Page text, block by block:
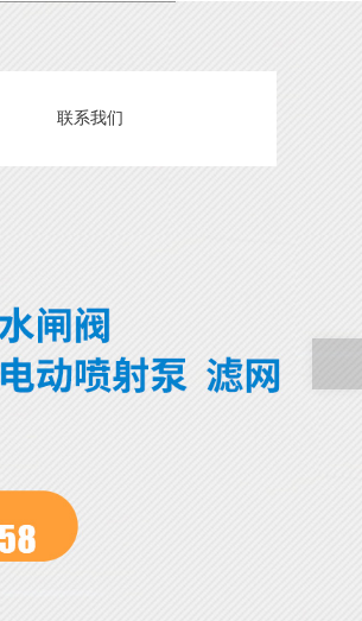
联系我们